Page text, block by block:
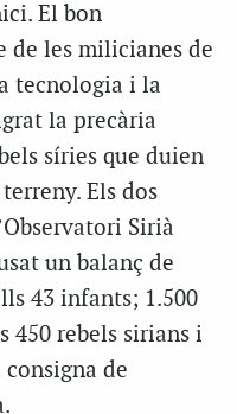
El bon
de les milicianes de
tecnologia i la
la precària
síries que duien
Els dos
Sirià
un balanç de
43 infants; 1.500
450 rebels sirians i
de